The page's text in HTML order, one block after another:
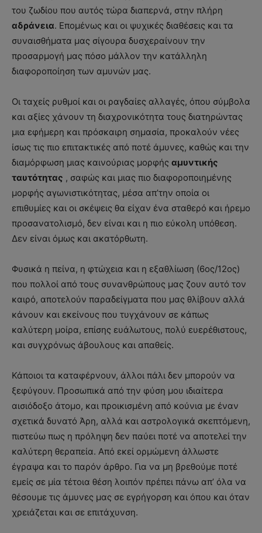
του ζωδίου που αυτός τώρα διαπερνά, στην πλήρη
αδράνεια. Επομένως και οι ψυχικές διαθέσεις και τα
συναισθήματα μας σίγουρα δυσχεραίνουν την
προσαρμογή μας πόσο μάλλον την κατάλληλη
διαφοροποίηση των αμυνών μας.
Oι ταχείς ρυθμοί και οι ραγδαίες αλλαγές, όπου σύμβολα
και αξίες χάνουν τη διαχρονικότητα τους διατηρώντας
μια εφήμερη και πρόσκαιρη σημασία, προκαλούν νέες
ίσως τις πιο επιτακτικές από ποτέ άμυνες, καθώς και την
διαμόρφωση μιας καινούριας μορφής αμυντικής
ταυτότητας , σαφώς και μιας πιο διαφοροποιημένης
μορφής αγωνιστικότητας, μέσα απ’την οποία οι
επιθυμίες και οι σκέψεις θα είχαν ένα σταθερό και ήρεμο
προσανατολισμό, δεν είναι και η πιο εύκολη υπόθεση.
Δεν είναι όμως και ακατόρθωτη.
Φυσικά η πείνα, η φτώχεια και η εξαθλίωση (6ος/12ος)
που πολλοί από τους συνανθρώπους μας ζουν αυτό τον
καιρό, αποτελούν παραδείγματα που μας θλίβουν αλλά
κάνουν και εκείνους που τυγχάνουν σε κάπως
καλύτερη μοίρα, επίσης ευάλωτους, πολύ ευερέθιστους,
και συγχρόνως άβουλους και απαθείς.
Κάποιοι τα καταφέρνουν, άλλοι πάλι δεν μπορούν να
ξεφύγουν. Προσωπικά από την φύση μου ιδιαίτερα
αισιόδοξο άτομο, και προικισμένη από κούνια με έναν
σχετικά δυνατό Άρη, αλλά και αστρολογικά σκεπτόμενη,
πιστεύω πως η πρόληψη δεν παύει ποτέ να αποτελεί την
καλύτερη θεραπεία. Από εκεί ορμώμενη άλλωστε
έγραψα και το παρόν άρθρο. Για να μη βρεθούμε ποτέ
εμείς σε μία τέτοια θέση λοιπόν πρέπει πάνω απ’ όλα να
θέσουμε τις άμυνες μας σε εγρήγορση και όπου και όταν
χρειάζεται και σε επιτάχυνση.